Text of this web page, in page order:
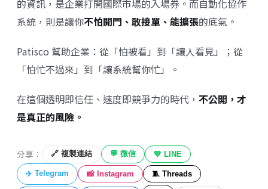
的資訊，是企業打開國際市場的入場券。而自動化協作
系統，則是讓你不怕開門、敢接單、能擴張的底氣。
Patisco 幫助企業：從「怕被看」到「讓人看見」；從
「怕忙不過來」到「讓系統幫你忙」。
在這個透明即信任、速度即競爭力的時代， 不公開，才
是真正的風險。
分享： 🔗 複製連結 💬 微信 💚 LINE
✈️ Telegram 📸 Instagram 🧵 Threads